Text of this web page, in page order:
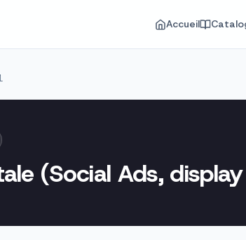
Accueil
(Social Ads,